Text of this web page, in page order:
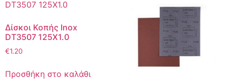
Δίσκοι Κοπής Inox
DT3507 125Χ1.0
€1.20
Προσθήκη στο καλάθι